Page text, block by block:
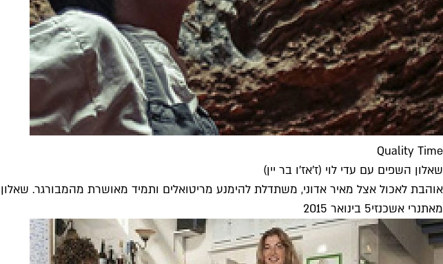
Quality Time
שאלון השפים עם עדי לוי (ז'אז'ו בר יין)
אוהבת לאכול אצל מאיר אדוני, משתדלת להימנע מריטואלים ותמיד מאושרת מהמבורגר. שאלון
מאתנרי אשכנזי5 בינואר 2015